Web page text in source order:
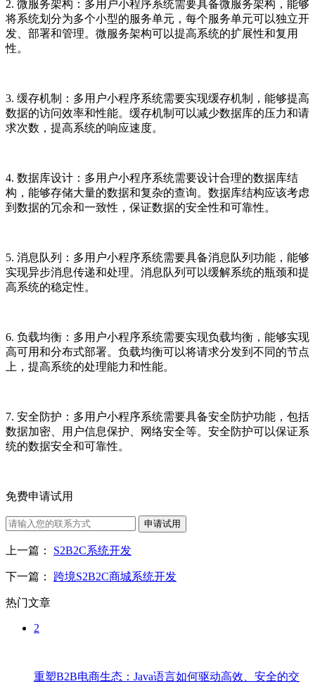
2. 微服务架构：多用户小程序系统需要具备微服务架构，能够
将系统划分为多个小型的服务单元，每个服务单元可以独立开
发、部署和管理。微服务架构可以提高系统的扩展性和复用
性。
3. 缓存机制：多用户小程序系统需要实现缓存机制，能够提高
数据的访问效率和性能。缓存机制可以减少数据库的压力和请
求次数，提高系统的响应速度。
4. 数据库设计：多用户小程序系统需要设计合理的数据库结
构，能够存储大量的数据和复杂的查询。数据库结构应该考虑
到数据的冗余和一致性，保证数据的安全性和可靠性。
5. 消息队列：多用户小程序系统需要具备消息队列功能，能够
实现异步消息传递和处理。消息队列可以缓解系统的瓶颈和提
高系统的稳定性。
6. 负载均衡：多用户小程序系统需要实现负载均衡，能够实现
高可用和分布式部署。负载均衡可以将请求分发到不同的节点
上，提高系统的处理能力和性能。
7. 安全防护：多用户小程序系统需要具备安全防护功能，包括
数据加密、用户信息保护、网络安全等。安全防护可以保证系
统的数据安全和可靠性。
免费申请试用
申请试用
上一篇： S2B2C系统开发
下一篇： 跨境S2B2C商城系统开发
热门文章
2
重塑B2B电商生态：Java语言如何驱动高效、安全的交